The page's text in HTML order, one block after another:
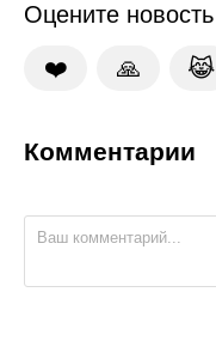
Оцените новость
❤️ 🙏 😹
Комментарии